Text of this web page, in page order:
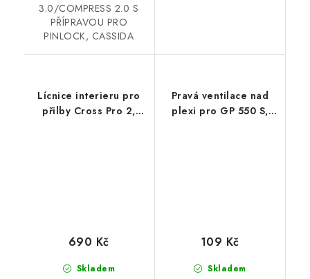
3.0/COMPRESS 2.0 S
PŘÍPRAVOU PRO
PINLOCK, CASSIDA
Lícnice interieru pro
přilby Cross Pro 2,
Skladem
690 Kč
Pravá ventilace nad
plexi pro GP 550 S,
Skladem
109 Kč